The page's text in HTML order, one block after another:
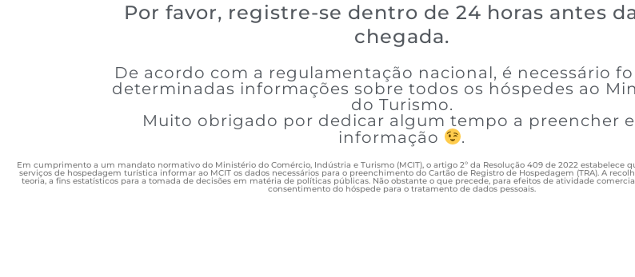
Por favor, registre-se dentro de 24 horas antes
chegada.
De acordo com a regulamentação nacional, é necessário
determinadas informações sobre todos os hóspedes ao
do Turismo.
Muito obrigado por dedicar algum tempo a preencher
informação
.
Em cumprimento a um mandato normativo do Ministério do Comércio, Indústria e Turismo (MCIT), o artigo 2º da Resolução 409 de 2022 estabelece
serviços de hospedagem turística informar ao MCIT os dados necessários para o preenchimento do Cartão de Registro de Hospedagem (TRA). A
teoria, a fins estatísticos para a tomada de decisões em matéria de políticas públicas. Não obstante o que precede, para efeitos de atividade
consentimento do hóspede para o tratamento de dados pessoais.